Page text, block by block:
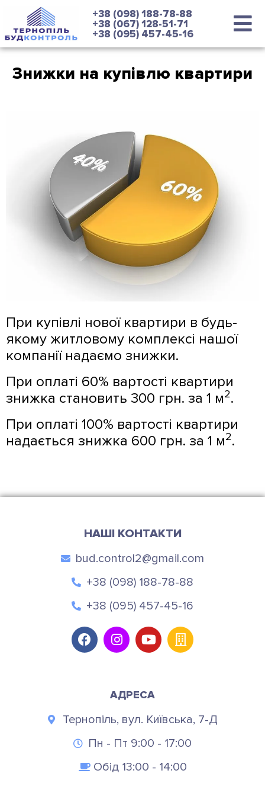
+38 (098) 188-78-88
+38 (067) 128-51-71
+38 (095) 457-45-16
Знижки на купівлю квартири
При купівлі нової квартири в будь-
якому житловому комплексі нашої
компанії надаємо знижки.
При оплаті 60% вартості квартири
знижка становить 300 грн. за 1 м2.
При оплаті 100% вартості квартири
надається знижка 600 грн. за 1 м2.
НАШІ КОНТАКТИ
bud.control2@gmail.com
+38 (098) 188-78-88
+38 (095) 457-45-16
АДРЕСА
Тернопіль, вул. Київська, 7-Д
Пн - Пт 9:00 - 17:00
Обід 13:00 - 14:00